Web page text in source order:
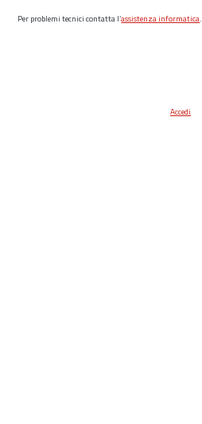
Per problemi tecnici contatta l’assistenza informatica.
Accedi